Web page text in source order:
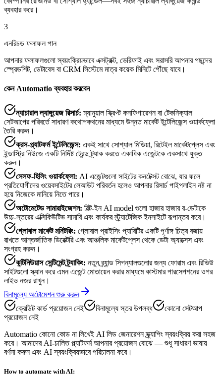
ব্যবহার করে।
3
এনরিচড ফলাফল পান
আপনার ফলাফলগুলো স্বয়ংক্রিয়ভাবে এক্সট্রাক্ট, ভেরিফাই এবং সরাসরি আপনার পছন্দের
স্প্রেডশিট, ডেটাবেস বা CRM সিস্টেমে মাত্র কয়েক মিনিটে পৌঁছে যাবে।
কেন Automatio ব্যবহার করবেন
ন্যাচারাল ল্যাঙ্গুয়েজ রিসার্চ:ম্যানুয়াল স্ক্রিপ্ট কনফিগারেশন বা টেকনিক্যাল
সেটআপের পরিবর্তে সাধারণ কথোপকথনের মাধ্যমে উন্নত মার্কেট ইন্টেলিজেন্স ওয়ার্কফ্লো
তৈরি করুন।
ক্রস-প্ল্যাটফর্ম ইন্টেলিজেন্স: একই সাথে সোশ্যাল মিডিয়া, রিটেইল মার্কেটপ্লেস এবং
ইন্ডাস্ট্রি নিউজে একটি নির্দিষ্ট ট্রেন্ড ট্র্যাক করতে একাধিক এজেন্টকে একসাথে যুক্ত
করুন।
সেলফ-হিলিং ওয়ার্কফ্লো: AI এজেন্টগুলো সাইটের কনটেক্সট বোঝে, যার ফলে
প্রতিযোগীদের ওয়েবসাইটের লেআউট পরিবর্তন হলেও আপনার রিসার্চ পাইপলাইন নষ্ট না
হয়ে নিজেকে মানিয়ে নিতে পারে।
অটোমেটেড সামারাইজেশন: বিল্ট-ইন AI model গুলো হাজার হাজার র-ডেটাকে
উচ্চ-স্তরের এক্সিকিউটিভ সামারি এবং কার্যকর স্ট্র্যাটেজিক ইনসাইটে রূপান্তর করে।
গ্লোবাল মার্কেট মনিটরিং: গ্লোবাল প্রাইসিং প্যারিটির একটি পূর্ণাঙ্গ চিত্র বজায়
রাখতে আন্তর্জাতিক ডিরেক্টরি এবং আঞ্চলিক মার্কেটপ্লেস থেকে ডেটা অ্যাক্সেস এবং
সংগ্রহ করুন।
কন্টিনিউয়াস সেন্টিমেন্ট ট্র্যাকিং: নতুন ব্র্যান্ড সিগন্যালগুলোর জন্য ফোরাম এবং রিভিউ
সাইটগুলো স্ক্যান করে এমন এজেন্ট মোতায়েন করার মাধ্যমে কাস্টমার পারসেপশনের ওপর
লাইভ নজর রাখুন।
বিনামূল্যে অটোমেশন শুরু করুন
ক্রেডিট কার্ড প্রয়োজন নেই
বিনামূল্যে স্তর উপলব্ধ
কোনো সেটআপ
প্রয়োজন নেই
Automatio কোনো কোড না লিখেই AI লিড জেনারেশন স্ক্র্যাপিং স্বয়ংক্রিয় করা সহজ
করে। আমাদের AI-চালিত প্ল্যাটফর্ম আপনার প্রয়োজন বোঝে — শুধু সাধারণ ভাষায়
বর্ণনা করুন এবং AI স্বয়ংক্রিয়ভাবে পরিচালনা করে।
How to automate with AI: